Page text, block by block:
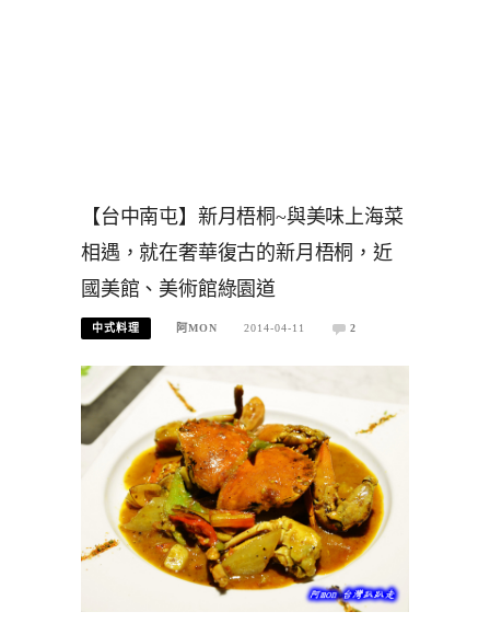
【台中南屯】新月梧桐~與美味上海菜
相遇，就在奢華復古的新月梧桐，近
國美館、美術館綠園道
中式料理 阿MON 2014-04-11 2